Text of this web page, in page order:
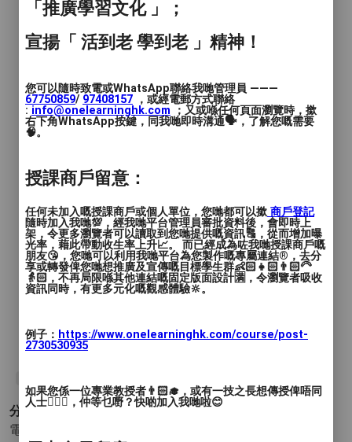
能夠提供到在職社工更多獨特和創新的新選
擇，藉此貢獻社群。
(香港中小學均可)
活動內容：
1. 了解軟件/編程以外創科手作可塑性(不需
要具有任何理科及創科經驗皆能明白及完
成)
2. 親身理解原理及製作自帶充電功能的藍芽
刺叭，組裝雷射砌割音箱
3. 其他創科/客製課程方案
4. 3D建模及打印介紹
機構：捕噪實驗室X功率創科
分類 :
電腦和科技 - 程式設計
「推廣學習文化 」；
宣揚「 活到老 學到老 」精神！
您可以隨時致電或WhatsApp聯絡我哋管理員 ———
67750859/ 97408157 ，或經電郵方式聯絡
: info@onelearninghk.com ；又或喺任何頁面瀏覽時，撳
右下角WhatsApp按鍵，同我哋即時溝通🗣️，了解您嘅需要
🧠。
授課商戶留意：
任何未加入嘅授課商戶或個人單位，您哋都可以撳 商戶登記
隨時加入我哋💯，經我哋平台管理員審批資料後，會即時上
架，令更多瀏覽者可以讀取到您哋提供嘅資訊🔠，從而增加曝
光率，藉此帶動收生率上升📈。 而已經成為咗我哋授課商戶嘅
朋友😘，您哋可以利用我哋平台為您製作嘅專屬連結®️，去分
享或轉發俾您哋想推廣及宣傳嘅目標學生群👶🏻👧🏻👨🏻‍🦳
👵🏻，不再局限喺其他連結嘅固定版面設計🈵，令瀏覽者吸收
資訊同時，有更多元化嘅觀感體驗🔆。
例子： https://www.onelearninghk.com/course/post-
2730530935
如果您係一位專業教授者👨🏻‍🎓，或有一技之長想傳授俾唔同
人士🙋🏻‍♂️，仲等乜嘢？快啲加入我哋啦😊